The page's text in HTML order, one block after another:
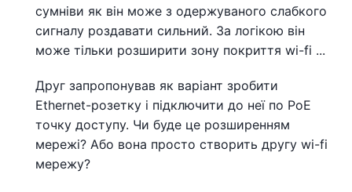
сумніви як він може з одержуваного слабкого
сигналу роздавати сильний. За логікою він
може тільки розширити зону покриття wi-fi ...
Друг запропонував як варіант зробити
Ethernet-розетку і підключити до неї по PoE
точку доступу. Чи буде це розширенням
мережі? Або вона просто створить другу wi-fi
мережу?